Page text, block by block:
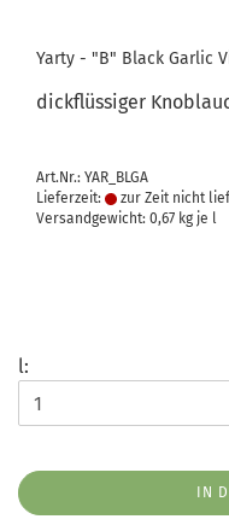
Yarty - "B" Black Garlic
dickflüssiger
Art.Nr.: YAR_BLGA
Lieferzeit:
zur Zeit nicht
Versandgewicht: 0,67 kg je l
l:
IN